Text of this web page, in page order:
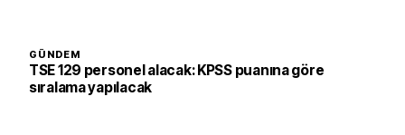
GÜNDEM
TSE 129 personel alacak: KPSS puanına göre
sıralama yapılacak